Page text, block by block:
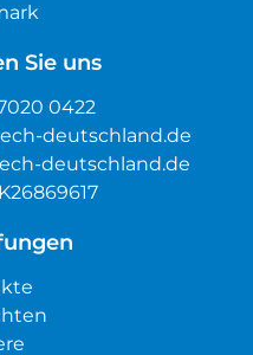
Sie uns
0422
deutschland.de
deutschland.de